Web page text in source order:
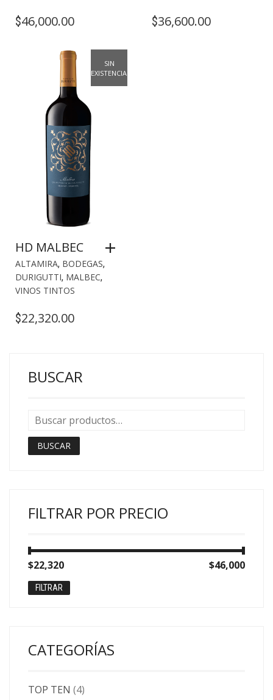
$46,000.00 $36,600.00
SIN
EXISTENCIAS
HD MALBEC
ALTAMIRA, BODEGAS,
DURIGUTTI, MALBEC,
VINOS TINTOS
$22,320.00
BUSCAR
BUSCAR
FILTRAR POR PRECIO
Precio
mínimo
Precio
máximo
FILTRAR
$22,320 $46,000
CATEGORÍAS
TOP TEN (4)